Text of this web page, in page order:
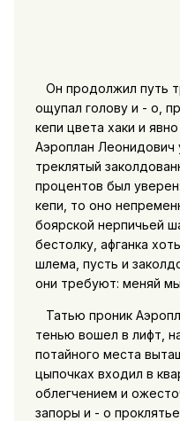
Он продолжил путь
ощупал голову и - о,
кепи цвета хаки и
Аэроплан Леонидович
треклятый
процентов был
кепи, то оно
боярской нерпичьей
бестолку, афганка
шлема, пусть и
они требуют: меняй
Татью проник
тенью вошел в лифт,
потайного места
цыпочках входил в
облегчением и
запоры и - о